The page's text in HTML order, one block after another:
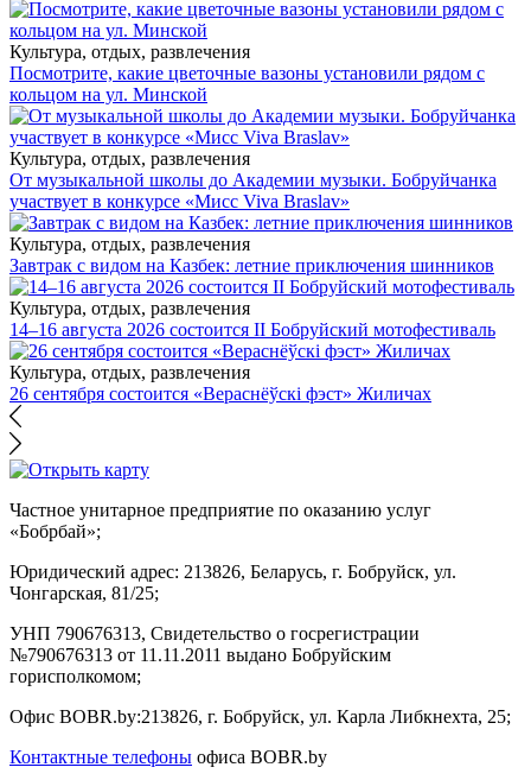
Культура, отдых, развлечения
Посмотрите, какие цветочные вазоны установили рядом с
кольцом на ул. Минской
Культура, отдых, развлечения
От музыкальной школы до Академии музыки. Бобруйчанка
участвует в конкурсе «Мисс Viva Braslav»
Культура, отдых, развлечения
Завтрак с видом на Казбек: летние приключения шинников
Культура, отдых, развлечения
14–16 августа 2026 состоится II Бобруйский мотофестиваль
Культура, отдых, развлечения
26 сентября состоится «Вераснёўскі фэст» Жиличах
Частное унитарное предприятие по оказанию услуг
«Бобрбай»;
Юридический адрес: 213826, Беларусь, г. Бобруйск, ул.
Чонгарская, 81/25;
УНП 790676313, Свидетельство о госрегистрации
№790676313 от 11.11.2011 выдано Бобруйским
горисполкомом;
Офис BOBR.by:213826, г. Бобруйск, ул. Карла Либкнехта, 25;
Контактные телефоны офиса BOBR.by